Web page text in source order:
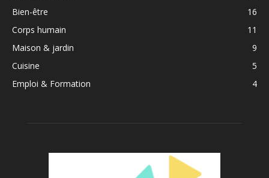
Bien-être
16
Corps humain
11
Maison & jardin
9
Cuisine
5
Emploi & Formation
4